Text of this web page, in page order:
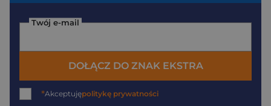
Twój e-mail
DOŁĄCZ DO ZNAK EKSTRA
*Akceptujępolitykę prywatności